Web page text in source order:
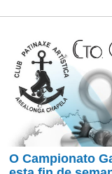
O Campionato